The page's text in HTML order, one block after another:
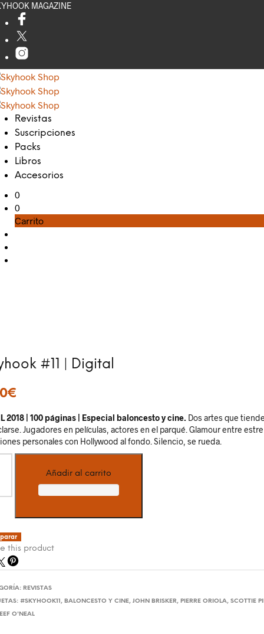
MAGAZINE
Revistas
Suscripciones
Packs
Libros
Accesorios
0
0
Carrito
#11 | Digital
€
2018 | 100 páginas | Especial baloncesto y cine. Dos artes que
Jugadores en películas, actores en el parqué. Glamour entre
personales con Hollywood al fondo. Silencio, se rueda.
Añadir al carrito
this product
REVISTAS
#SKYHOOK11 , BALONCESTO Y CINE, JOHN BRISKER, PIERRE ORIOLA, SCOTTIE
O'NEAL